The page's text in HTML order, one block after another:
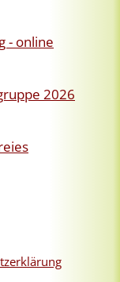
- online
2026